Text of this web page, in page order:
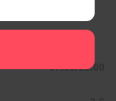
07:00/18:00